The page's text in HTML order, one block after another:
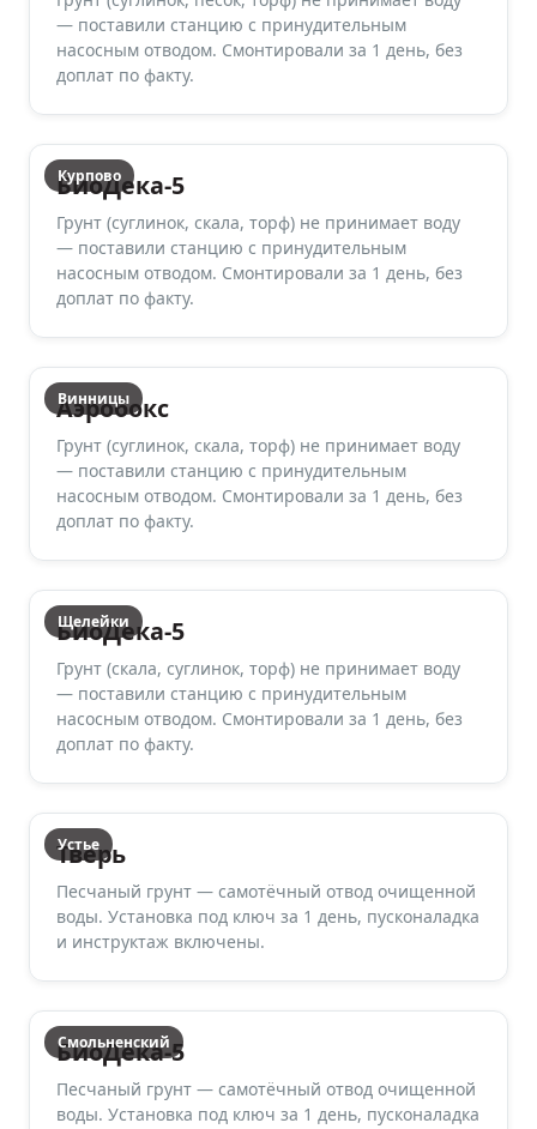
— поставили станцию с принудительным
насосным отводом. Смонтировали за 1 день, без
доплат по факту.
Курпово
БиоДека-5
Грунт (суглинок, скала, торф) не принимает воду
— поставили станцию с принудительным
насосным отводом. Смонтировали за 1 день, без
доплат по факту.
Винницы
Аэробокс
Грунт (суглинок, скала, торф) не принимает воду
— поставили станцию с принудительным
насосным отводом. Смонтировали за 1 день, без
доплат по факту.
Щелейки
БиоДека-5
Грунт (скала, суглинок, торф) не принимает воду
— поставили станцию с принудительным
насосным отводом. Смонтировали за 1 день, без
доплат по факту.
Устье
Тверь
Песчаный грунт — самотёчный отвод очищенной
воды. Установка под ключ за 1 день, пусконаладка
и инструктаж включены.
Смольненский
БиоДека-5
Песчаный грунт — самотёчный отвод очищенной
воды. Установка под ключ за 1 день, пусконаладка